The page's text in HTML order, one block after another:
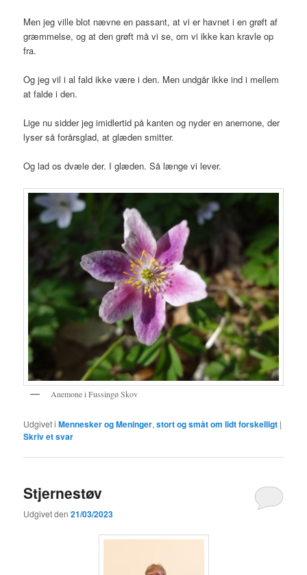
Men jeg ville blot nævne en passant, at vi er havnet i en grøft af
græmmelse, og at den grøft må vi se, om vi ikke kan kravle op
fra.
Og jeg vil i al fald ikke være i den. Men undgår ikke ind i mellem
at falde i den.
Lige nu sidder jeg imidlertid på kanten og nyder en anemone, der
lyser så forårsglad, at glæden smitter.
Og lad os dvæle der. I glæden. Så længe vi lever.
Anemone i Fussingø Skov
Udgivet i Mennesker og Meninger,stort og småt om lidt forskelligt |
Skriv et svar
Stjernestøv
Udgivet den21/03/2023